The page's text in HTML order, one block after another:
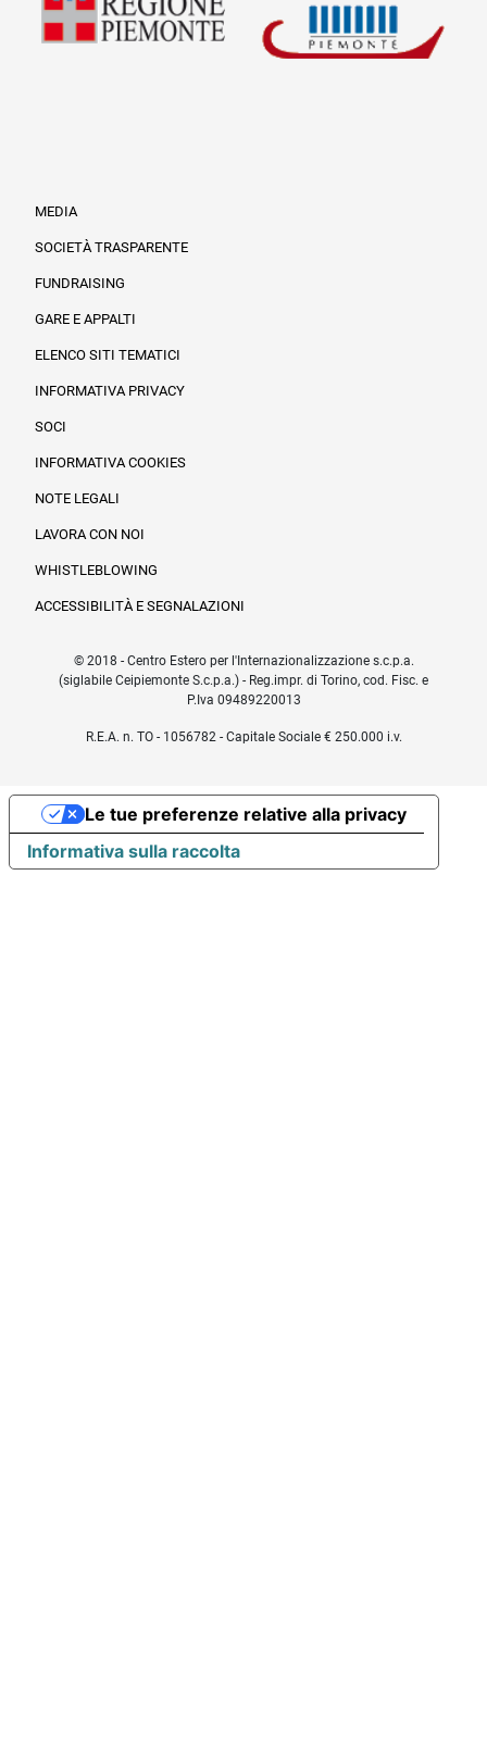
MEDIA
SOCIETÀ TRASPARENTE
FUNDRAISING
GARE E APPALTI
ELENCO SITI TEMATICI
INFORMATIVA PRIVACY
SOCI
INFORMATIVA COOKIES
NOTE LEGALI
LAVORA CON NOI
WHISTLEBLOWING
ACCESSIBILITÀ E SEGNALAZIONI
© 2018 - Centro Estero per l'Internazionalizzazione s.c.p.a.
(siglabile Ceipiemonte S.c.p.a.) - Reg.impr. di Torino, cod. Fisc. e
P.Iva 09489220013
R.E.A. n. TO - 1056782 - Capitale Sociale € 250.000 i.v.
Informativa sulla raccolta
Le tue preferenze relative alla privacy